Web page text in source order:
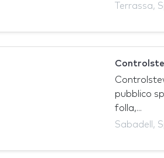
Terrassa,
pubblico
folla,...
Sabadell,